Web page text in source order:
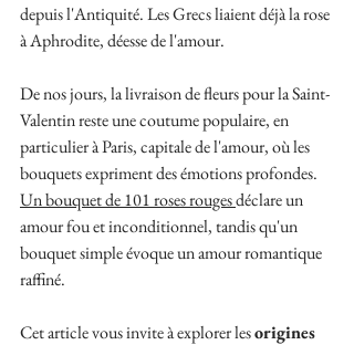
depuis l'Antiquité. Les Grecs liaient déjà la rose
à Aphrodite, déesse de l'amour.
De nos jours, la livraison de fleurs pour la Saint-
Valentin reste une coutume populaire, en
particulier à Paris, capitale de l'amour, où les
bouquets expriment des émotions profondes.
Un bouquet de 101 roses rougesdéclare un
amour fou et inconditionnel, tandis qu'un
bouquet simple évoque un amour romantique
raffiné.
Cet article vous invite à explorer les origines